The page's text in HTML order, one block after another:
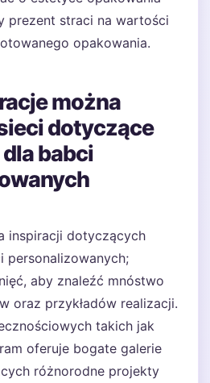
prezent straci na wartości
opakowania.
można
dotyczące
babci
inspiracji dotyczących
personalizowanych;
aby znaleźć mnóstwo
oraz przykładów realizacji.
takich jak
oferuje bogate galerie
różnorodne projekty